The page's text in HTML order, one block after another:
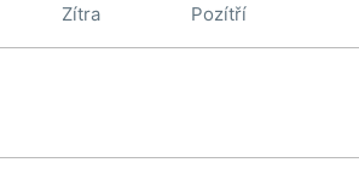
Zítra Pozítří